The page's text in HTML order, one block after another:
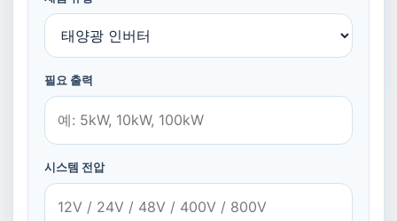
필요 출력
시스템 전압